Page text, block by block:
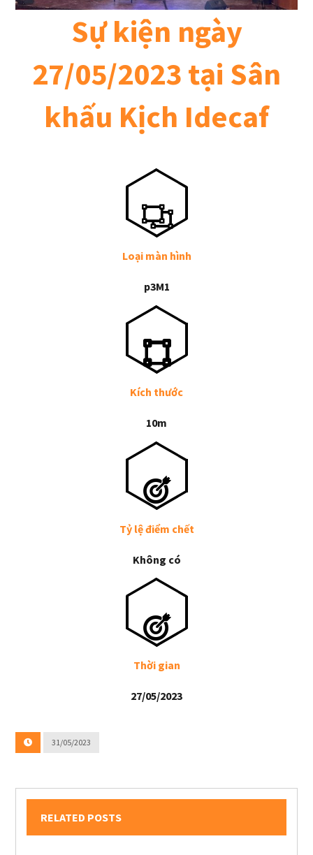
Sự kiện ngày
27/05/2023 tại Sân
khấu Kịch Idecaf
Loại màn hình
p3M1
Kích thước
10m
Tỷ lệ điểm chết
Không có
Thời gian
27/05/2023
31/05/2023
RELATED POSTS